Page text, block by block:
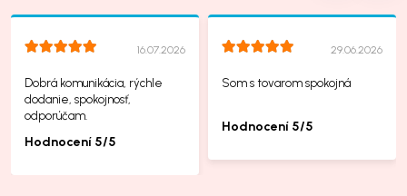
16.07.2026
Dobrá komunikácia, rýchle
dodanie, spokojnosť,
odporúčam.
Hodnocení 5/5
29.06.2026
Som s tovarom spokojná
Hodnocení 5/5